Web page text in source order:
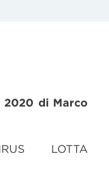
2020 di Marco
LOTTA